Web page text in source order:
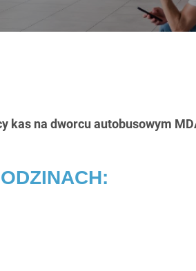
kas na dworcu autobusowym